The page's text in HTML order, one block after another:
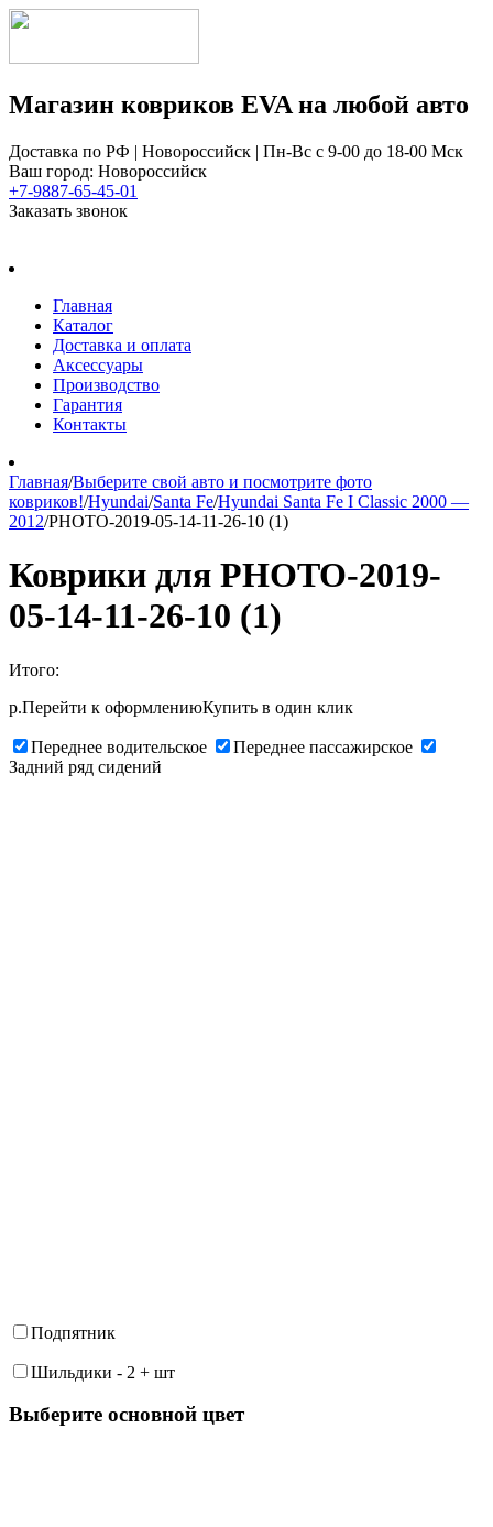
Магазин ковриков EVA ​на любой авто
Доставка по РФ | Новороссийск | Пн-Вс с 9-00 до 18-00 Мск
Ваш город: Новороссийск
+7-9887-65-45-01
Заказать звонок
Главная
Каталог
Доставка и оплата
Аксессуары
Производство
Гарантия
Контакты
Главная/Выберите свой авто и посмотрите фото
ковриков!/Hyundai/Santa Fe/Hyundai Santa Fe I Classic 2000 —
2012/PHOTO-2019-05-14-11-26-10 (1)
Коврики для PHOTO-2019-
05-14-11-26-10 (1)
Итого:
р.Перейти к оформлениюКупить в один клик
Переднее водительское
Переднее пассажирское
Задний ряд сидений
Подпятник
Шильдики - 2 + шт
Выберите oсновной цвет